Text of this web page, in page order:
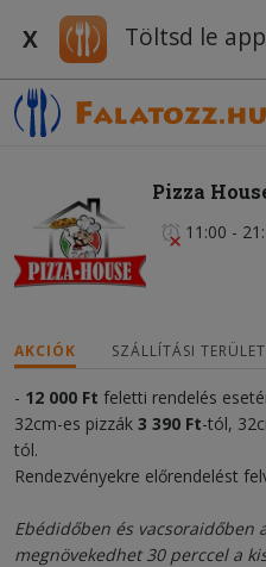
X Töltsd le
Pizza
11:00 -
AKCIÓK SZÁLLÍTÁSI
- 12 000 Ft feletti rendelés
32cm-es pizzák 3 390 Ft-tól,
tól.
Rendezvényekre előrendelést
Ebédidőben és vacsoraidőben
megnövekedhet 30 perccel a